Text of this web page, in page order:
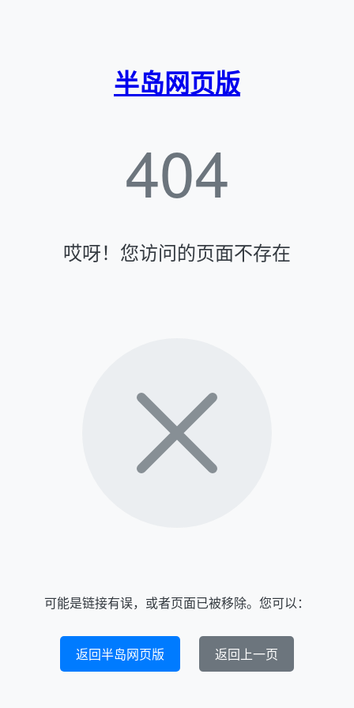
半岛网页版
404
哎呀！您访问的页面不存在
可能是链接有误，或者页面已被移除。您可以：
返回半岛网页版 返回上一页